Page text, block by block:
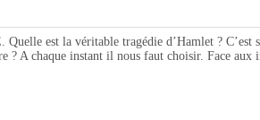
est la véritable tragédie d’Hamlet ? C’est
A chaque instant il nous faut choisir. Face aux